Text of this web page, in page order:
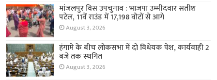
मांजलपुर विस उपचुनाव : भाजपा उम्मीदवार सतीश
पटेल, 11वें राउंड में 17,198 वोटों से आगे
August 3, 2026
हंगामे के बीच लोकसभा में दो विधेयक पेश, कार्यवाही 2
बजे तक स्थगित
August 3, 2026